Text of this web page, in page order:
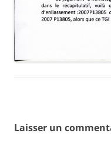
Laisser un